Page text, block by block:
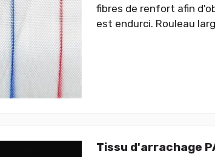
fibres de renfort afin
est endurci. Rouleau
Tissu d'arrachage